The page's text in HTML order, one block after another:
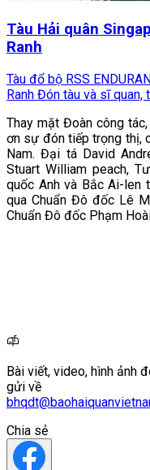
Tàu Hải quân
Ranh
Tàu đổ bộ RSS
Ranh Đón tàu và sĩ quan,
Thay mặt Đoàn công
ơn sự đón tiếp trọng thị,
Nam. Đại tá David
Stuart William peach,
quốc Anh và Bắc Ai-len
qua Chuẩn Đô đốc Lê
Chuẩn Đô đốc Phạm
Bài viết, video, hình ảnh
gửi về
Chia sẻ